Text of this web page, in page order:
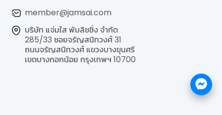
member@jamsai.com
บริษัท แจ่มใส พับลิชชิ่ง จำกัด
285/33 ซอยจรัญสนิทวงศ์ 31
ถนนจรัญสนิทวงศ์ แขวงบางขุนศรี
เขตบางกอกน้อย กรุงเทพฯ 10700